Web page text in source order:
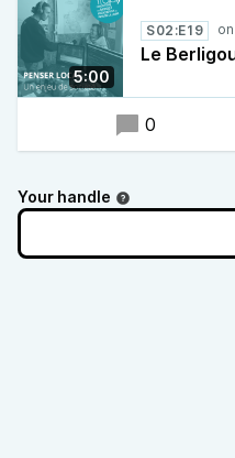
Michel Sourget
Poulard et Maurice
taille des vignes.
5:00
S02:E19
Le
0
Your handle